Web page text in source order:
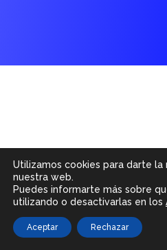
Our
Lorem ipsum dolor sit
adipiscing elit.
libero eu
Utilizamos cookies para darte la
nuestra web.
Puedes informarte más sobre
utilizando o desactivarlas en los
Aceptar Rechazar